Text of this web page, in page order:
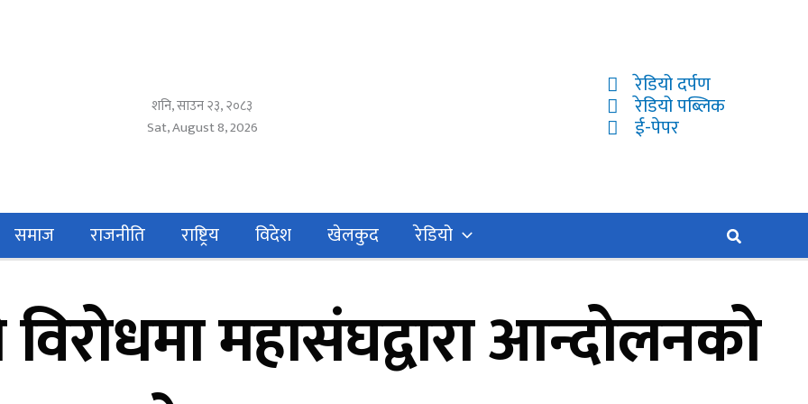
शनि, साउन २३, २०८३
Sat, August 8, 2026
रेडियो दर्पण
रेडियो पब्लिक
ई-पेपर
समाज राजनीति राष्ट्रिय विदेश खेलकुद रेडियो Search
विरोधमा महासंघद्वारा आन्दोलनको